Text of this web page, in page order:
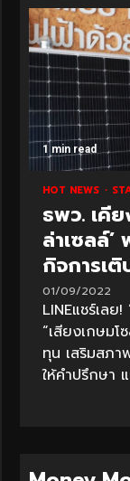
1 min read
HOT NEWS
ธพว. เคีย
ล่าเซลล์
กิจการเติ
01/09/2022
LINEแชร์เล
“เสียงเกษมโ
ทุน เสริมสภ
ให้คำปรึกษา